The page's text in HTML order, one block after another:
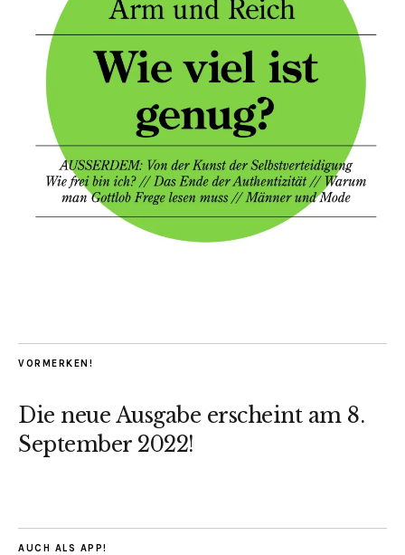
VORMERKEN!
Die neue Ausgabe erscheint am 8.
September 2022!
AUCH ALS APP!